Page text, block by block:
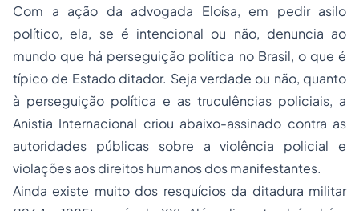
Com a ação da advogada Eloísa, em pedir asilo
político, ela, se é intencional ou não, denuncia ao
mundo que há perseguição política no Brasil, o que é
típico de Estado ditador. Seja verdade ou não, quanto
à perseguição política e as truculências policiais, a
Anistia Internacional criou abaixo-assinado contra as
autoridades públicas sobre a violência policial e
violações aos direitos humanos dos manifestantes.
Ainda existe muito dos resquícios da ditadura militar